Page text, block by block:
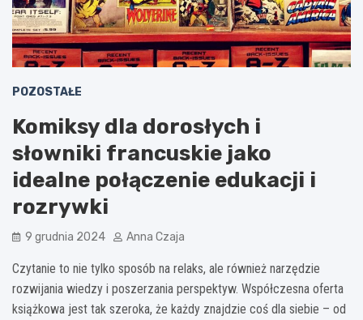
POZOSTAŁE
Komiksy dla dorosłych i
słowniki francuskie jako
idealne połączenie edukacji i
rozrywki
9 grudnia 2024 Anna Czaja
Czytanie to nie tylko sposób na relaks, ale również narzędzie
rozwijania wiedzy i poszerzania perspektyw. Współczesna oferta
książkowa jest tak szeroka, że każdy znajdzie coś dla siebie – od